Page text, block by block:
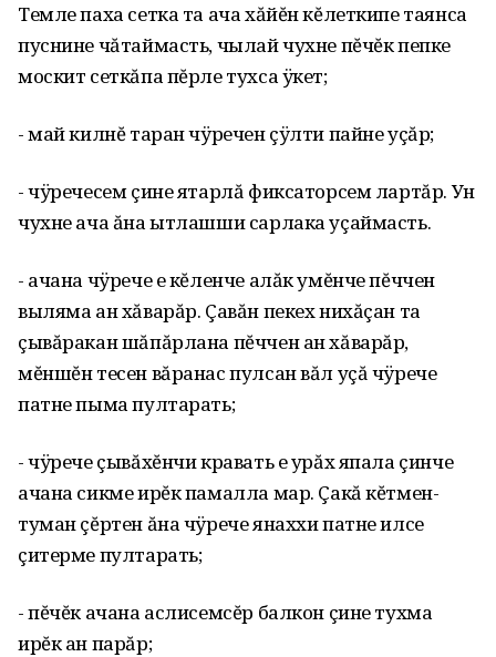
Темле паха сетка та ача хăйĕн кĕлеткипе таянса
пуснине чăтаймасть, чылай чухне пĕчĕк пепке
москит сеткăпа пĕрле тухса ÿкет;
- май килнĕ таран чÿречен çÿлти пайне уçăр;
- чÿречесем çине ятарлă фиксаторсем лартăр. Ун
чухне ача ăна ытлашши сарлака уçаймасть.
- ачана чÿрече е кĕленче алăк умĕнче пĕччен
выляма ан хăварăр. Çавăн пекех нихăçан та
çывăракан шăпăрлана пĕччен ан хăварăр,
мĕншĕн тесен вăранас пулсан вăл уçă чÿрече
патне пыма пултарать;
- чÿрече çывăхĕнчи кравать е урăх япала çинче
ачана сикме ирĕк памалла мар. Çакă кĕтмен-
туман çĕртен ăна чÿрече янаххи патне илсе
çитерме пултарать;
- пĕчĕк ачана аслисемсĕр балкон çине тухма
ирĕк ан парăр;